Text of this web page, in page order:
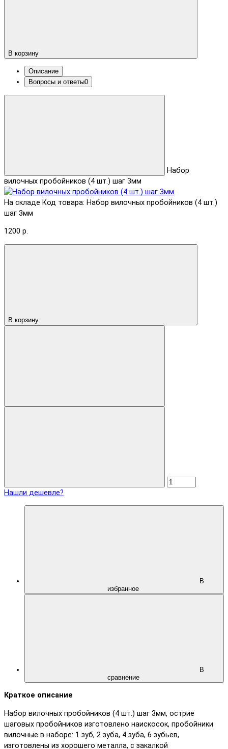
В корзину
Описание
Вопросы и ответы0
Набор
вилочных пробойников (4 шт.) шаг 3мм
На складе Код товара: Набор вилочных пробойников (4 шт.)
шаг 3мм
1200 р.
В корзину
Нашли дешевле?
В
избранное
В
сравнение
Краткое описание
Набор вилочных пробойников (4 шт.) шаг 3мм, острие
шаговых пробойников изготовлено наискосок, пробойники
вилочные в наборе: 1 зуб, 2 зуба, 4 зуба, 6 зубьев,
изготовлены из хорошего металла, с закалкой